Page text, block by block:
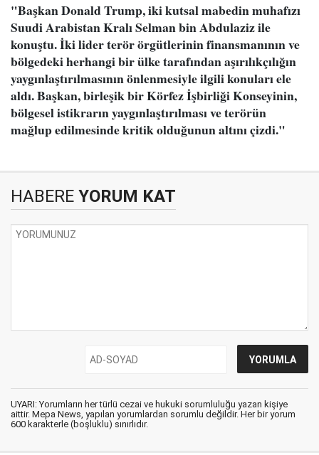
"Başkan Donald Trump, iki kutsal mabedin muhafızı
Suudi Arabistan Kralı Selman bin Abdulaziz ile
konuştu. İki lider terör örgütlerinin finansmanının ve
bölgedeki herhangi bir ülke tarafından aşırılıkçılığın
yaygınlaştırılmasının önlenmesiyle ilgili konuları ele
aldı. Başkan, birleşik bir Körfez İşbirliği Konseyinin,
bölgesel istikrarın yaygınlaştırılması ve terörün
mağlup edilmesinde kritik olduğunun altını çizdi."
HABERE YORUM KAT
UYARI: Yorumların her türlü cezai ve hukuki sorumluluğu yazan kişiye
aittir. Mepa News, yapılan yorumlardan sorumlu değildir. Her bir yorum
600 karakterle (boşluklu) sınırlıdır.